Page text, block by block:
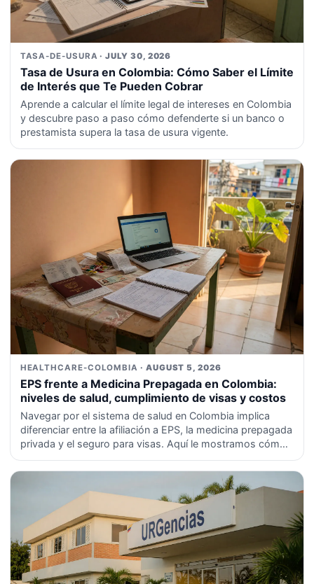
TASA-DE-USURA · JULY 30, 2026
Tasa de Usura en Colombia: Cómo Saber el Límite
de Interés que Te Pueden Cobrar
Aprende a calcular el límite legal de intereses en Colombia
y descubre paso a paso cómo defenderte si un banco o
prestamista supera la tasa de usura vigente.
HEALTHCARE-COLOMBIA · AUGUST 5, 2026
EPS frente a Medicina Prepagada en Colombia:
niveles de salud, cumplimiento de visas y costos
Navegar por el sistema de salud en Colombia implica
diferenciar entre la afiliación a EPS, la medicina prepagada
privada y el seguro para visas. Aquí le mostramos cómo
elegir el nivel de cobertura adecuado.